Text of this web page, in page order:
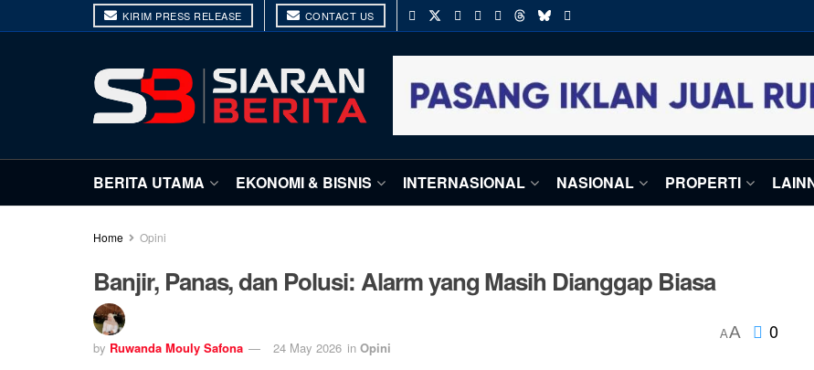
KIRIM PRESS RELEASE CONTACT US
BERITA UTAMA EKONOMI & BISNIS INTERNASIONAL NASIONAL PROPERTI
Home Opini
Banjir, Panas, dan Polusi: Alarm yang Masih Dianggap Biasa
by Ruwanda Mouly Safona 24 May 2026 in Opini
AA 0